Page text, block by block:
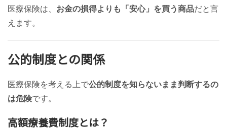
医療保険は、 お金の損得よりも「安心」を買う商品だと言
えます。
公的制度との関係
医療保険を考える上で公的制度を知らないまま判断するの
は危険です。
高額療養費制度とは？